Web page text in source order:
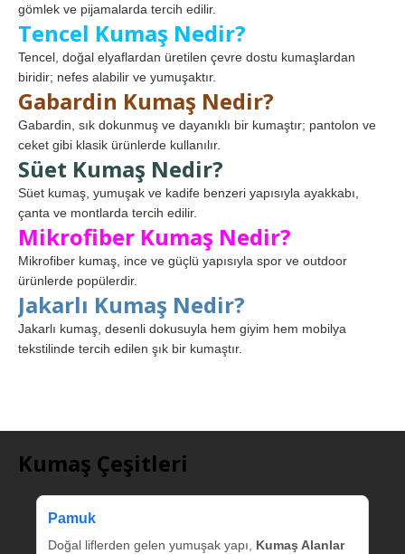
gömlek ve pijamalarda tercih edilir.
Tencel Kumaş Nedir?
Tencel, doğal elyaflardan üretilen çevre dostu kumaşlardan
biridir; nefes alabilir ve yumuşaktır.
Gabardin Kumaş Nedir?
Gabardin, sık dokunmuş ve dayanıklı bir kumaştır; pantolon ve
ceket gibi klasik ürünlerde kullanılır.
Süet Kumaş Nedir?
Süet kumaş, yumuşak ve kadife benzeri yapısıyla ayakkabı,
çanta ve montlarda tercih edilir.
Mikrofiber Kumaş Nedir?
Mikrofiber kumaş, ince ve güçlü yapısıyla spor ve outdoor
ürünlerde popülerdir.
Jakarlı Kumaş Nedir?
Jakarlı kumaş, desenli dokusuyla hem giyim hem mobilya
tekstilinde tercih edilen şık bir kumaştır.
Kumaş Çeşitleri
Pamuk
Doğal liflerden gelen yumuşak yapı, Kumaş Alanlar